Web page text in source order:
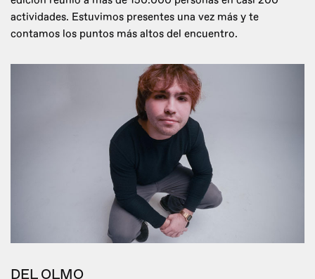
actividades. Estuvimos presentes una vez más y te
contamos los puntos más altos del encuentro.
DEL OLMO